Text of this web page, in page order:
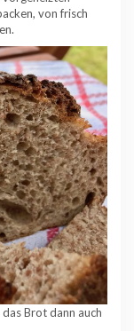
von frisch
Brot dann auch